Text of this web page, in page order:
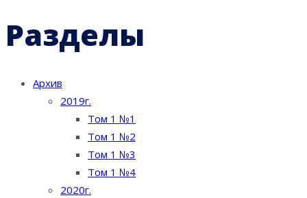
Разделы
Архив
2019г.
Том 1 №1
Том 1 №2
Том 1 №3
Том 1 №4
2020г.